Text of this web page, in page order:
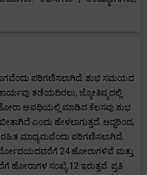
ಪರಿಗಣಿಸಲಾಗಿದೆ. ಶುಭ ಸಮಯದ
ತಡೆಯದಿರಲು, ಜ್ಯೋತಿಷ್ಯದಲ್ಲಿ
ಅವಧಿಯಲ್ಲಿ ಮಾಡಿದ ಕೆಲಸವು ಶುಭ
ಎಂದು ಹೇಳಲಾಗುತ್ತದೆ. ಆದ್ದರಿಂದ,
ಮಾಧ್ಯಮವೆಂದು ಪರಿಗಣಿಸಲಾಗಿದೆ.
24 ಹೋರಾಗಳಿವೆ ಮತ್ತು
ಸಂಖ್ಯೆ 12 ಇರುತ್ತವೆ. ಪ್ರತಿ